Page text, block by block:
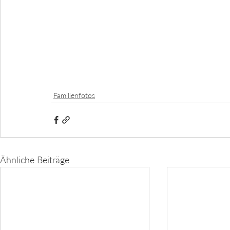
Familienfotos
Ähnliche Beiträge